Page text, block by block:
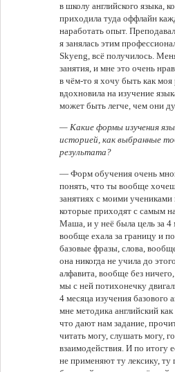
в школу английского языка,
приходила туда оффлайн
наработать опыт.
я занялась этим
Skyeng, всё получилось.
занятия, и мне это очень
в чём-то я хочу быть как моя
вдохновила на изучение
может быть легче, чем они
— Какие формы изучения
историей, как выбранные
результата?
— Форм обучения очень
понять, что ты вообще
занятиях с моими
которые приходят с самым
Маша, и у неё была цель за 4
вообще ехала за границу и
базовые фразы, слова,
она никогда не учила до
алфавита, вообще без
мы с ней потихонечку
4 месяца изучения базового
мне методика английский
что дают нам задание,
читать могу, слушать могу,
взаимодействия. И по итогу
не применяют ту лексику, ту